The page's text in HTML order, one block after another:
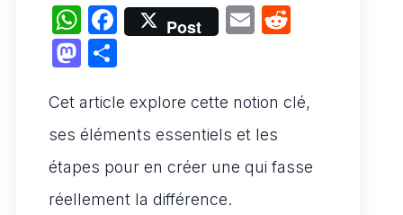
W
h
at
s
A
p
p
F
a
e
b
o
o
Post
E
l
di
M
st
o
d
o
ta
g
er
Cet article explore cette notion clé,
ses éléments essentiels et les
étapes pour en créer une qui fasse
réellement la différence.